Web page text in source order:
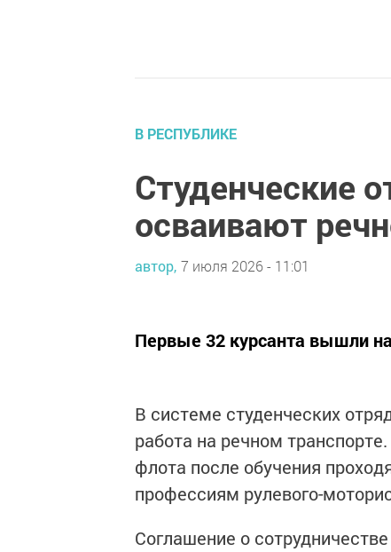
В РЕСПУБЛИКЕ
Студенческие
осваивают
автор, 7 июля 2026 - 11:01
Первые 32 курсанта вышли
В системе студенческих
работа на речном
флота после обучения
профессиям рулевого-
Соглашение о